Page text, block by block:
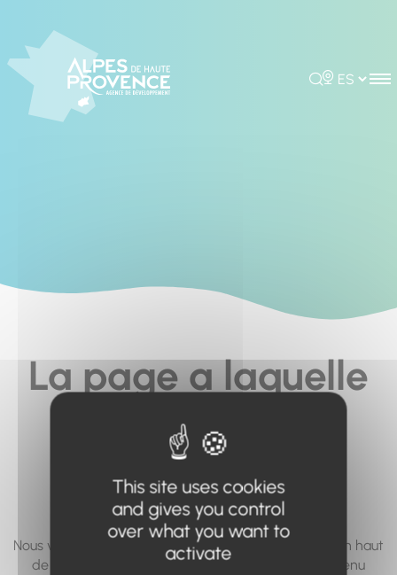
Rechercher
Choisir la
La page a laquelle
vous cherchez à
accéder n'existe
pas... ou plus.
Nous vous invitons à utiliser le moteur de recherche en haut
de page, ou à utiliser le menu pour trouver le contenu
This site uses cookies
and gives you control
over what you want to
activate